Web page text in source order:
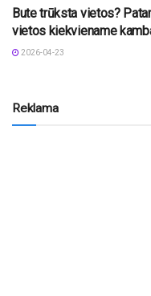
Bute trūksta vietos?
vietos kiekviename
2026-04-23
Reklama